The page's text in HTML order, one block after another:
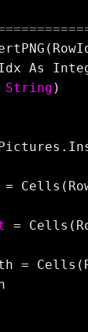
As
String )
=